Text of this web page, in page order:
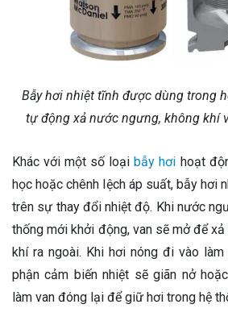
Bẫy hơi nhiệt tĩnh được dùng trong
tự động xả nước ngưng, không khí
Khác với một số loại bẫy hơi hoạt
học hoặc chênh lệch áp suất, bẫy hơi
trên sự thay đổi nhiệt độ. Khi nước
thống mới khởi động, van sẽ mở để
khí ra ngoài. Khi hơi nóng đi vào
phận cảm biến nhiệt sẽ giãn nở
làm van đóng lại để giữ hơi trong hệ